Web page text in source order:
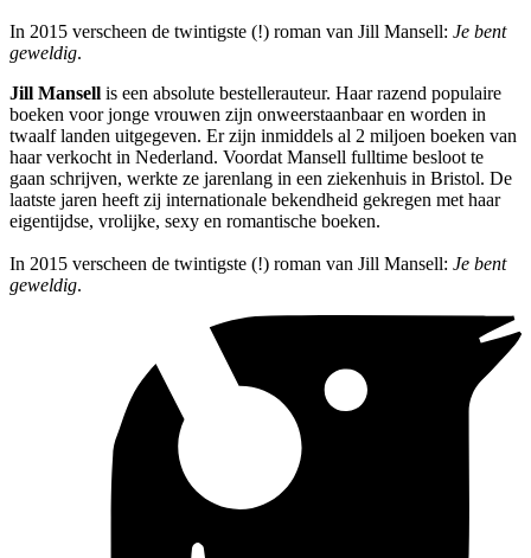
In 2015 verscheen de twintigste (!) roman van Jill Mansell: Je bent
geweldig.
Jill Mansell is een absolute bestellerauteur. Haar razend populaire
boeken voor jonge vrouwen zijn onweerstaanbaar en worden in
twaalf landen uitgegeven. Er zijn inmiddels al 2 miljoen boeken van
haar verkocht in Nederland. Voordat Mansell fulltime besloot te
gaan schrijven, werkte ze jarenlang in een ziekenhuis in Bristol. De
laatste jaren heeft zij internationale bekendheid gekregen met haar
eigentijdse, vrolijke, sexy en romantische boeken.
In 2015 verscheen de twintigste (!) roman van Jill Mansell: Je bent
geweldig.